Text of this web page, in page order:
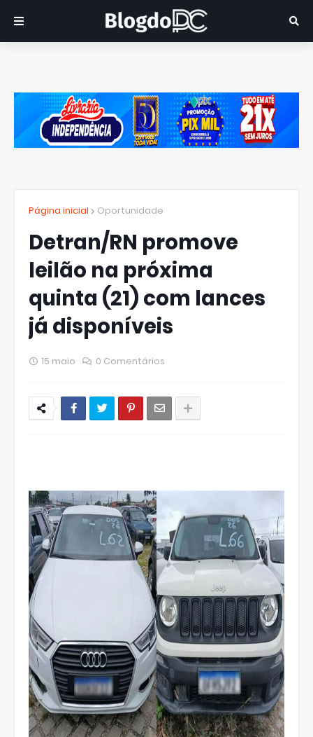
Página inicial Oportunidade
Detran/RN promove
leilão na próxima
quinta (21) com lances
já disponíveis
15 maio 0 Comentários